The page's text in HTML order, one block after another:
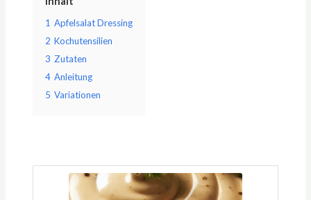
1 Apfelsalat Dressing
2 Kochutensilien
3 Zutaten
4 Anleitung
5 Variationen